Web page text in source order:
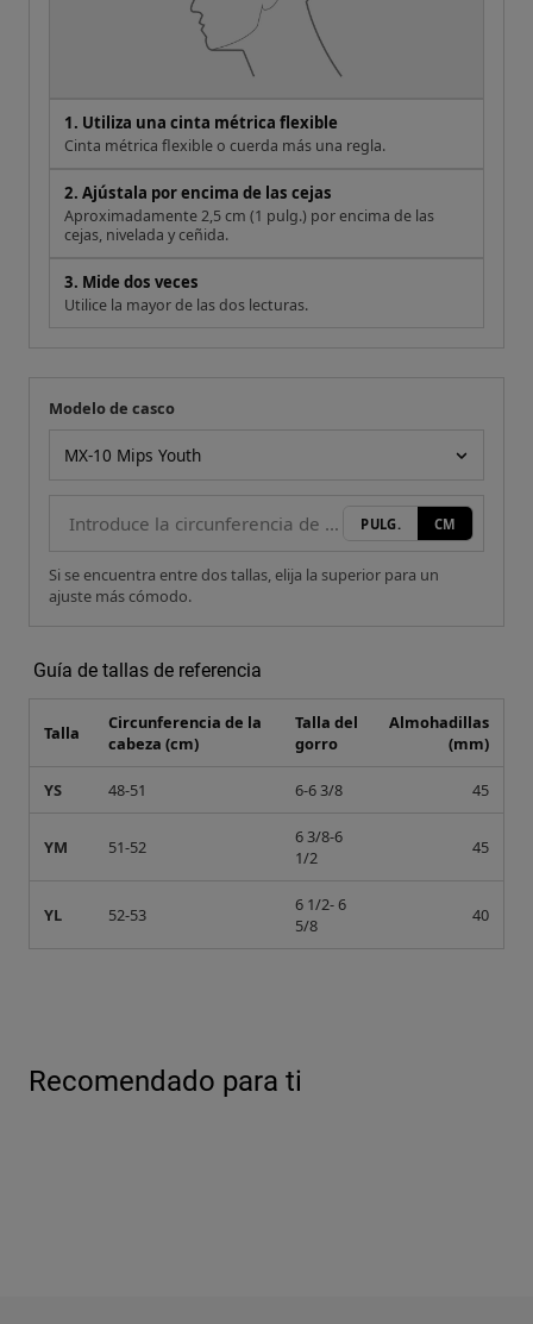
1. Utiliza una cinta métrica flexible
Cinta métrica flexible o cuerda más una regla.
2. Ajústala por encima de las cejas
Aproximadamente 2,5 cm (1 pulg.) por encima de las
cejas, nivelada y ceñida.
3. Mide dos veces
Utilice la mayor de las dos lecturas.
Tu medida
Modelo de casco
PULG. CM
Si se encuentra entre dos tallas, elija la superior para un
ajuste más cómodo.
Guía de tallas de referencia
Talla
Circunferencia de la
cabeza (cm)
Talla del
gorro
Almohadillas
(mm)
YS 48-51 6-6 3/8 45
YM 51-52
6 3/8-6
1/2
45
YL 52-53
6 1/2- 6
5/8
40
Recomendado para ti